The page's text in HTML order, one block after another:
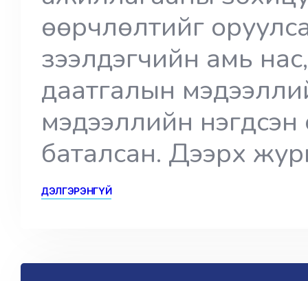
өөрчлөлтийг
зээлдэгчийн амь
даатгалын
мэдээллийн нэгдсэн
баталсан. Дээрх
ДЭЛГЭРЭНГҮЙ